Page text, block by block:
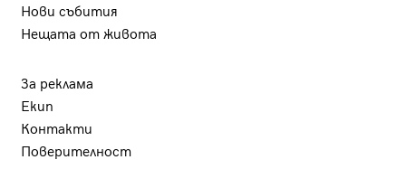
Нови събития
Нещата от живота
За реклама
Екип
Контакти
Поверителност